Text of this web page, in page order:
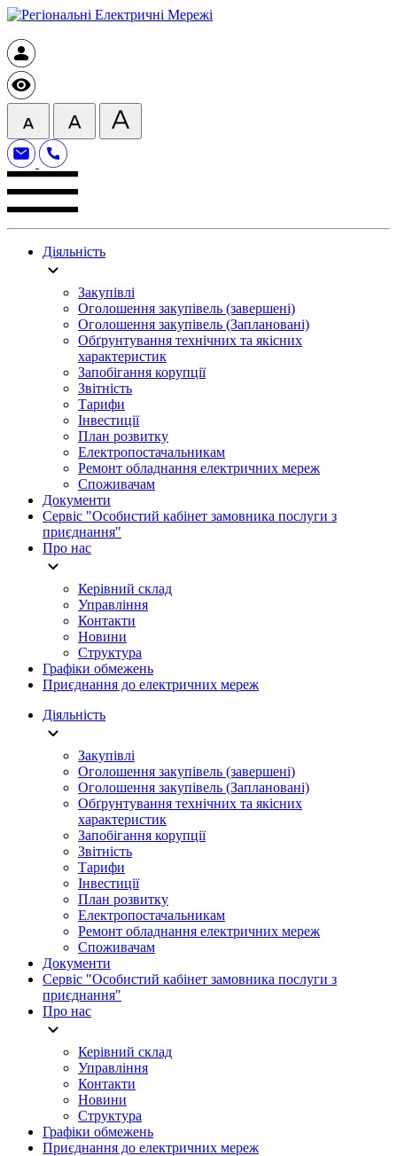
Діяльність
Закупівлі
Оголошення закупівель (завершені)
Оголошення закупівель (Заплановані)
Обґрунтування технічних та якісних
характеристик
Запобігання корупції
Звітність
Тарифи
Інвестиції
План розвитку
Електропостачальникам
Ремонт обладнання електричних мереж
Споживачам
Документи
Сервіс "Особистий кабінет замовника послуги з
приєднання"
Про нас
Керівний склад
Управління
Контакти
Новини
Структура
Графіки обмежень
Приєднання до електричних мереж
Діяльність
Закупівлі
Оголошення закупівель (завершені)
Оголошення закупівель (Заплановані)
Обґрунтування технічних та якісних
характеристик
Запобігання корупції
Звітність
Тарифи
Інвестиції
План розвитку
Електропостачальникам
Ремонт обладнання електричних мереж
Споживачам
Документи
Сервіс "Особистий кабінет замовника послуги з
приєднання"
Про нас
Керівний склад
Управління
Контакти
Новини
Структура
Графіки обмежень
Приєднання до електричних мереж